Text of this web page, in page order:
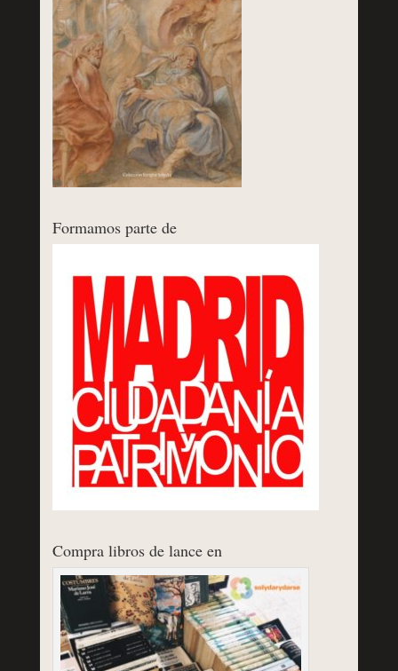
Formamos parte de
Compra libros de lance en